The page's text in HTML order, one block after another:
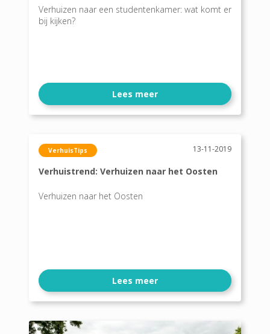
Verhuizen naar een studentenkamer: wat komt er
bij kijken?
Lees meer
VerhuisTips 13-11-2019
Verhuistrend: Verhuizen naar het Oosten
Verhuizen naar het Oosten
Lees meer